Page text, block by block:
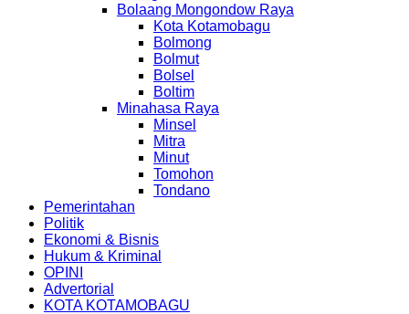
Bolaang Mongondow Raya
Kota Kotamobagu
Bolmong
Bolmut
Bolsel
Boltim
Minahasa Raya
Minsel
Mitra
Minut
Tomohon
Tondano
Pemerintahan
Politik
Ekonomi & Bisnis
Hukum & Kriminal
OPINI
Advertorial
KOTA KOTAMOBAGU